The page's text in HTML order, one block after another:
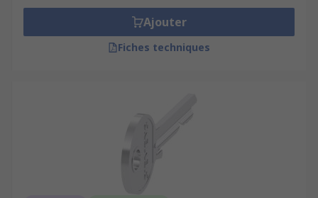
Ajouter
Fiches techniques